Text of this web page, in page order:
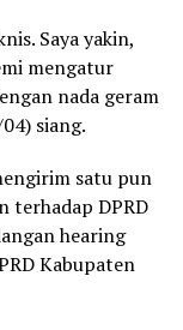
Saya yakin,
mengatur
nada geram
siang.
satu pun
terhadap DPRD
hearing
Kabupaten